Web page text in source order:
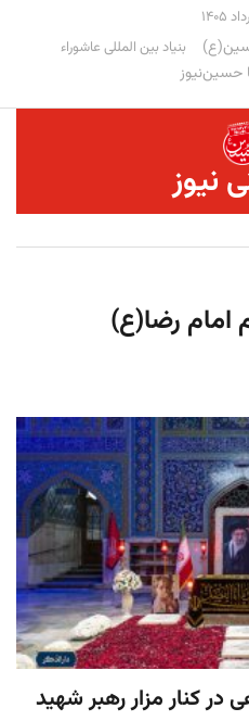
بنیاد بین المللی عاشوراء
حسین‌نیوز
نیوز
امام رضا(ع)
کنار مزار رهبر شهید